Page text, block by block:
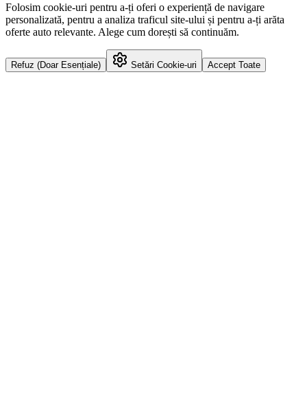
Folosim cookie-uri pentru a-ți oferi o experiență de navigare
personalizată, pentru a analiza traficul site-ului și pentru a-ți arăta
oferte auto relevante. Alege cum dorești să continuăm.
Refuz (Doar Esențiale) Setări Cookie-uri Accept Toate